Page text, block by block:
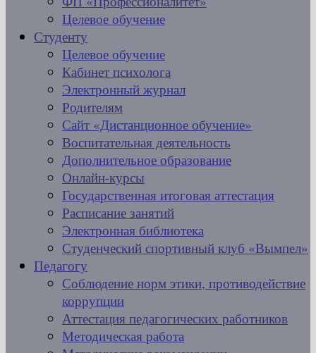
Целевое обучение
Студенту
Целевое обучение
Кабинет психолога
Электронный журнал
Родителям
Сайт «Дистанционное обучение»
Воспитательная деятельность
Дополнительное образование
Онлайн-курсы
Государственная итоговая аттестация
Расписание занятий
Электронная библиотека
Студенческий спортивный клуб «Вымпел»
Педагогу
Соблюдение норм этики, противодействие
коррупции
Аттестация педагогических работников
Методическая работа